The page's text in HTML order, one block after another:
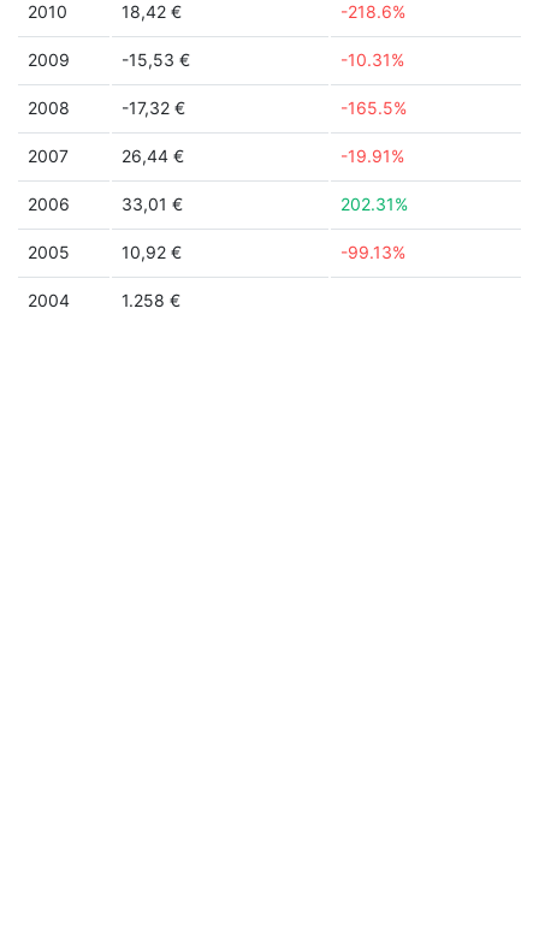
2010 18,42 € -218.6%
2009 -15,53 € -10.31%
2008 -17,32 € -165.5%
2007 26,44 € -19.91%
2006 33,01 € 202.31%
2005 10,92 € -99.13%
2004 1.258 €